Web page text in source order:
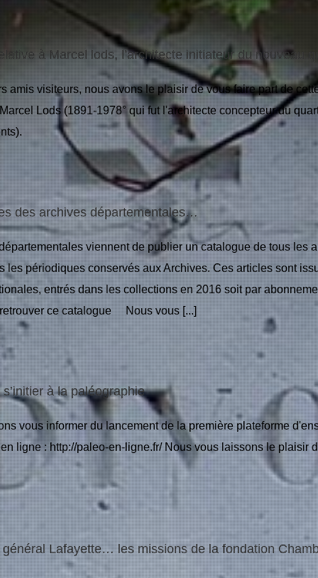
à Marcel lods, l’architecte initiateur du nouveau
amis visiteurs, nous avons le plaisir de vous faire part de
Lods (1891-1978° qui fut l'architecte concepteur du
des archives départementales…
viennent de publier un catalogue de tous les
les périodiques conservés aux Archives. Ces articles sont
entrés dans les collections en 2016 soit par
ce catalogue Nous vous [...]
à la paléographie
vous informer du lancement de la première plateforme
ligne : http://paleo-en-ligne.fr/ Nous vous laissons le plaisir
général Lafayette… les missions de la fondation